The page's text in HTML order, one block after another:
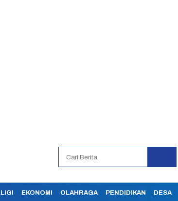
EKONOMI OLAHRAGA PENDIDIKAN DESA